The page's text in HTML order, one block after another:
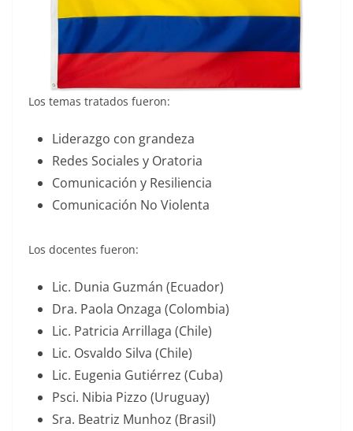
Los temas tratados fueron:
Liderazgo con grandeza
Redes Sociales y Oratoria
Comunicación y Resiliencia
Comunicación No Violenta
Los docentes fueron:
Lic. Dunia Guzmán (Ecuador)
Dra. Paola Onzaga (Colombia)
Lic. Patricia Arrillaga (Chile)
Lic. Osvaldo Silva (Chile)
Lic. Eugenia Gutiérrez (Cuba)
Psci. Nibia Pizzo (Uruguay)
Sra. Beatriz Munhoz (Brasil)